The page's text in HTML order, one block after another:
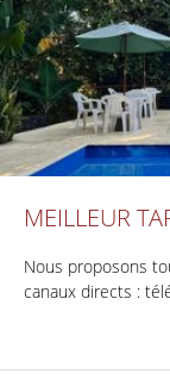
MEILLEUR
Nous proposons
canaux directs :